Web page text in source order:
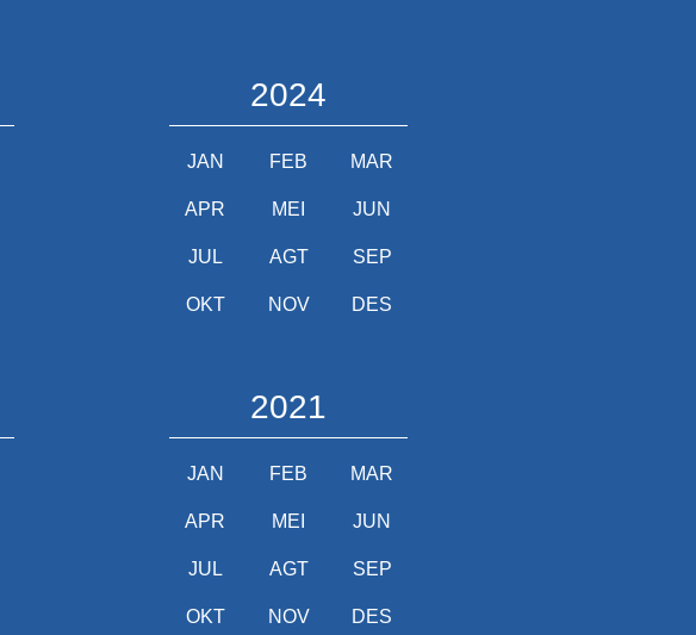
2024
JAN FEB MAR
APR MEI JUN
JUL AGT SEP
OKT NOV DES
2021
JAN FEB MAR
APR MEI JUN
JUL AGT SEP
OKT NOV DES